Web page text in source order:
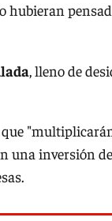
hubieran
, lleno de
que
una inversión de